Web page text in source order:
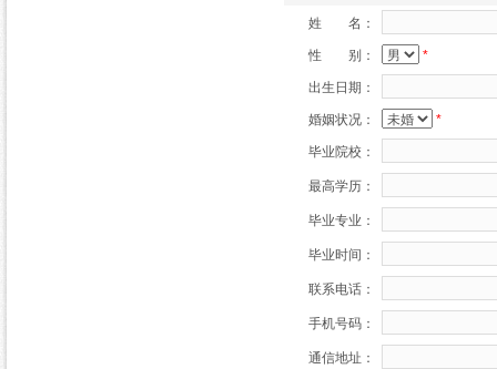
姓 名：
性 别： *
出生日期：
婚姻状况： *
毕业院校：
最高学历：
毕业专业：
毕业时间：
联系电话：
手机号码：
通信地址：